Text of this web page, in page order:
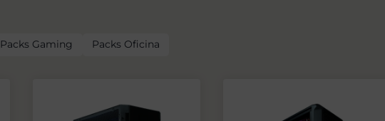
Packs Gaming Packs Oficina